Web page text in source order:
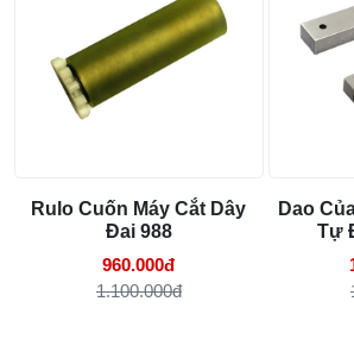
Rulo Cuốn Máy Cắt Dây
Đai 988
960.000đ
1.100.000đ
Dao
Tự